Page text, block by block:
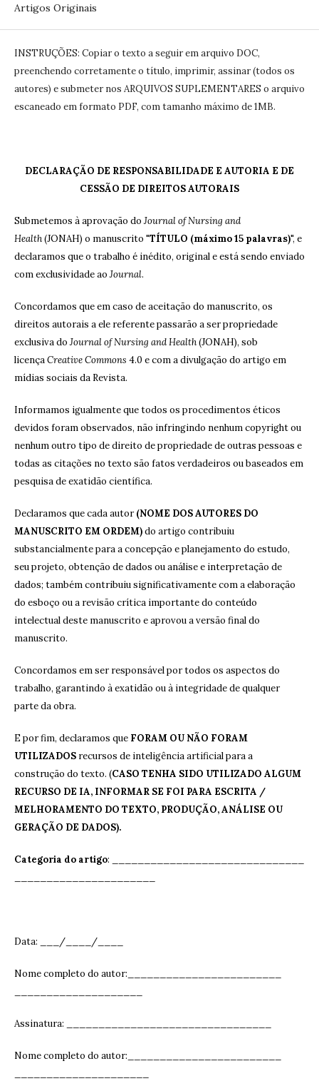
Artigos Originais
INSTRUÇÕES: Copiar o texto a seguir em arquivo DOC,
preenchendo corretamente o título, imprimir, assinar (todos os
autores) e submeter nos ARQUIVOS SUPLEMENTARES o arquivo
escaneado em formato PDF, com tamanho máximo de 1MB.
DECLARAÇÃO DE RESPONSABILIDADE E AUTORIA E DE
CESSÃO DE DIREITOS AUTORAIS
Submetemos à aprovação do Journal of Nursing and
Health(JONAH) o manuscrito "TÍTULO (máximo 15 palavras)", e
declaramos que o trabalho é inédito, original e está sendo enviado
com exclusividade ao Journal.
Concordamos que em caso de aceitação do manuscrito, os
direitos autorais a ele referente passarão a ser propriedade
exclusiva do Journal of Nursing and Health(JONAH), sob
licençaCreative Commons 4.0 e com a divulgação do artigo em
mídias sociais da Revista.
Informamos igualmente que todos os procedimentos éticos
devidos foram observados, não infringindo nenhum copyright ou
nenhum outro tipo de direito de propriedade de outras pessoas e
todas as citações no texto são fatos verdadeiros ou baseados em
pesquisa de exatidão científica.
Declaramos que cada autor(NOME DOS AUTORES DO
MANUSCRITO EM ORDEM)do artigo contribuiu
substancialmente para a concepção e planejamento do estudo,
seu projeto, obtenção de dados ou análise e interpretação de
dados; também contribuiu significativamente com a elaboração
do esboço ou a revisão crítica importante do conteúdo
intelectual deste manuscrito e aprovou a versão final do
manuscrito.
Concordamos em ser responsável por todos os aspectos do
trabalho, garantindo à exatidão ou à integridade de qualquer
parte da obra.
E por fim, declaramos que FORAM OU NÃO FORAM
UTILIZADOS recursos de inteligência artificial para a
construção do texto. (CASO TENHA SIDO UTILIZADO ALGUM
RECURSO DE IA, INFORMAR SE FOI PARA ESCRITA /
MELHORAMENTO DO TEXTO, PRODUÇÃO, ANÁLISE OU
GERAÇÃO DE DADOS).
Categoria do artigo: ______________________________
Data: ___/____/____
Nome completo do autor:________________________
Assinatura: ______________________________
Nome completo do autor:________________________